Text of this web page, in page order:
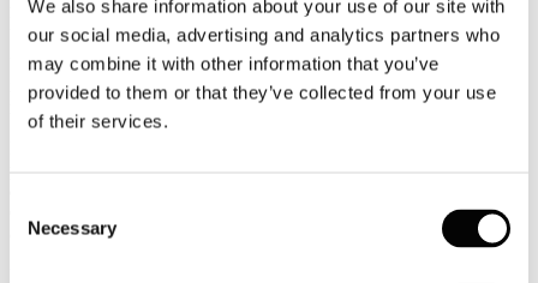
We also share information about your use of our site with
our social media, advertising and analytics partners who
may combine it with other information that you’ve
provided to them or that they’ve collected from your use
of their services.
Selection
Necessary
News 2026
Università di Bergamo/Centro Itsm/Iccsai Transport/Enac: con
investimenti adeguati il traffico di passeggeri europei nel 2035 potrà
raggiungere quota 305 milioni
Centro Itsm – Iccsai Transport and Sustainable Mobility, con la
collaborazione di Enac e l’Università degli Studi di Bergamo.